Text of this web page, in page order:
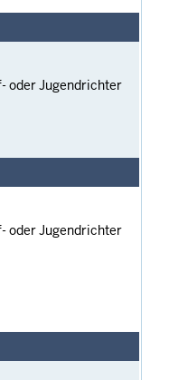
oder Jugendrichter
oder Jugendrichter